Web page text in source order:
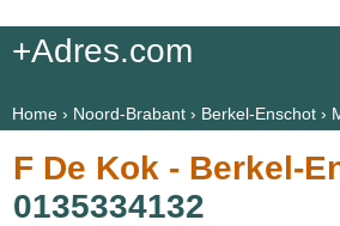
+Adres.com
Home› Noord-Brabant› Berkel-Enschot›
F De Kok - Berkel-
0135334132